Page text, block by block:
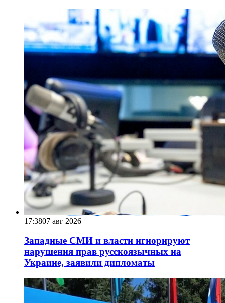
17:3807 авг 2026
Западные СМИ и власти игнорируют
нарушения прав русскоязычных на
Украине, заявили дипломаты